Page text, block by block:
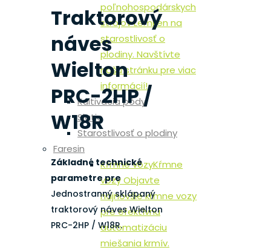
poľnohospodárskych
strojov Lemken na
starostlivosť o
plodiny. Navštívte
našu stránku pre viac
informácií!
Kultivácia pôdy
Siatie
Starostlivosť o plodiny
Faresin
Kŕmne vozyKŕmne
vozy Objavte
najnovšie kŕmne vozy
pre efektívnu
automatizáciu
miešania krmív.
Traktorový
náves
Wielton
PRC-2HP /
W18R
Základné technické
parametre pre
Jednostranný sklápaný
traktorový náves Wielton
PRC-2HP / W18R.